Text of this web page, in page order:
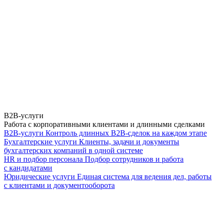
B2B-услуги
Работа с корпоративными клиентами и длинными сделками
B2B-услуги Контроль длинных B2B-сделок на каждом этапе
Бухгалтерские услуги Клиенты, задачи и документы
бухгалтерских компаний в одной системе
HR и подбор персонала Подбор сотрудников и работа
с кандидатами
Юридические услуги Единая система для ведения дел, работы
с клиентами и документооборота